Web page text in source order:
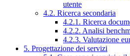
utente
4.2. Ricerca secondaria
4.2.1. Ricerca
4.2.2. Analisi
4.2.3. Valutazione
5. Progettazione dei servizi